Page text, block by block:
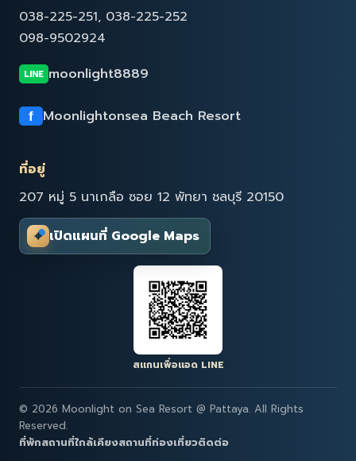
038-225-251, 038-225-252
098-9502924
LINE moonlight8889
f Moonlightonsea Beach Resort
ที่อยู่
207 หมู่ 5 นาเกลือ ซอย 12 พัทยา ชลบุรี 20150
⌖ เปิดแผนที่ Google Maps
สแกนเพื่อแอด LINE
© 2026 Moonlight on Sea Resort @ Pattaya. All Rights
Reserved.
ที่พักสถานที่ใกล้เคียงสถานที่ท่องเที่ยวติดต่อ